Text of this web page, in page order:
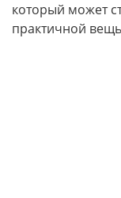
который может
практичной